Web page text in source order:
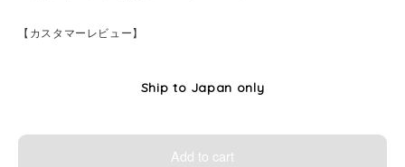
【カスタマーレビュー】
Ship to Japan only
Add to cart